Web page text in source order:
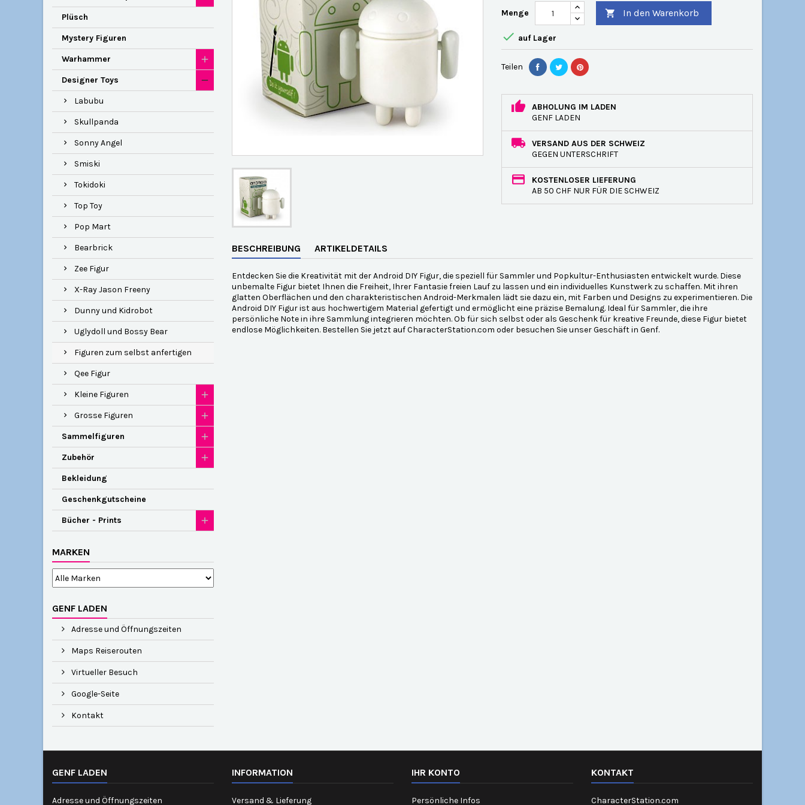
Plüsch
Mystery Figuren
Warhammer
Designer Toys
Labubu
Skullpanda
Sonny Angel
Smiski
Tokidoki
Top Toy
Pop Mart
Bearbrick
Zee Figur
X-Ray Jason Freeny
Dunny und Kidrobot
Uglydoll und Bossy Bear
Figuren zum selbst anfertigen
Qee Figur
Kleine Figuren
Grosse Figuren
Sammelfiguren
Zubehör
Bekleidung
Geschenkgutscheine
Bücher - Prints
MARKEN
GENF LADEN
Adresse und Öffnungszeiten
Maps Reiserouten
Virtueller Besuch
Google-Seite
Kontakt
Menge  In den Warenkorb
 auf Lager
Teilen
ABHOLUNG IM LADEN
GENF LADEN
VERSAND AUS DER SCHWEIZ
GEGEN UNTERSCHRIFT
KOSTENLOSER LIEFERUNG
AB 50 CHF NUR FÜR DIE SCHWEIZ
BESCHREIBUNG ARTIKELDETAILS
Entdecken Sie die Kreativität mit der Android DIY Figur, die speziell für Sammler und Popkultur-Enthusiasten entwickelt wurde. Diese
unbemalte Figur bietet Ihnen die Freiheit, Ihrer Fantasie freien Lauf zu lassen und ein individuelles Kunstwerk zu schaffen. Mit ihren
glatten Oberflächen und den charakteristischen Android-Merkmalen lädt sie dazu ein, mit Farben und Designs zu experimentieren. Die
Android DIY Figur ist aus hochwertigem Material gefertigt und ermöglicht eine präzise Bemalung. Ideal für Sammler, die ihre
persönliche Note in ihre Sammlung integrieren möchten. Ob für sich selbst oder als Geschenk für kreative Freunde, diese Figur bietet
endlose Möglichkeiten. Bestellen Sie jetzt auf CharacterStation.com oder besuchen Sie unser Geschäft in Genf.
GENF LADEN
Adresse und Öffnungszeiten
INFORMATION
Versand & Lieferung
IHR KONTO
Persönliche Infos
KONTAKT
CharacterStation.com